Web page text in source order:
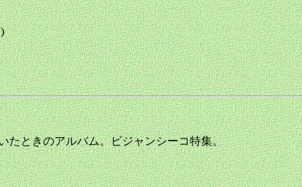
たときのアルバム。ビジャンシーコ特集。